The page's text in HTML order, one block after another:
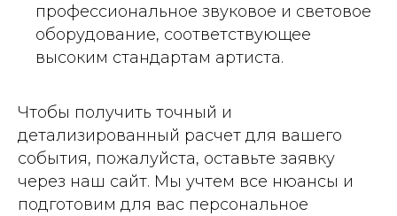
профессиональное звуковое и световое
оборудование, соответствующее
высоким стандартам артиста.
Чтобы получить точный и
детализированный расчет для вашего
события, пожалуйста, оставьте заявку
через наш сайт. Мы учтем все нюансы и
подготовим для вас персональное